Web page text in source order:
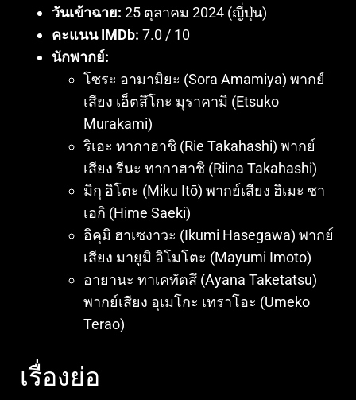
วันเข้าฉาย: 25 ตุลาคม 2024 (ญี่ปุ่น)
คะแนน IMDb: 7.0 / 10
นักพากย์:
โซระ อามามิยะ (Sora Amamiya) พากย์
เสียง เอ็ตสึโกะ มุราคามิ (Etsuko
Murakami)
ริเอะ ทากาฮาชิ (Rie Takahashi) พากย์
เสียง รีนะ ทากาฮาชิ (Riina Takahashi)
มิกุ อิโตะ (Miku Itō) พากย์เสียง ฮิเมะ ซา
เอกิ (Hime Saeki)
อิคุมิ ฮาเซงาวะ (Ikumi Hasegawa) พากย์
เสียง มายูมิ อิโมโตะ (Mayumi Imoto)
อายานะ ทาเคทัตสึ (Ayana Taketatsu)
พากย์เสียง อุเมโกะ เทราโอะ (Umeko
Terao)
เรื่องย่อ